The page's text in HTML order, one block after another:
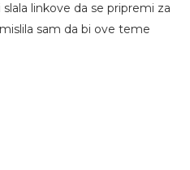
linkove da se pripremi za
sam da bi ove teme